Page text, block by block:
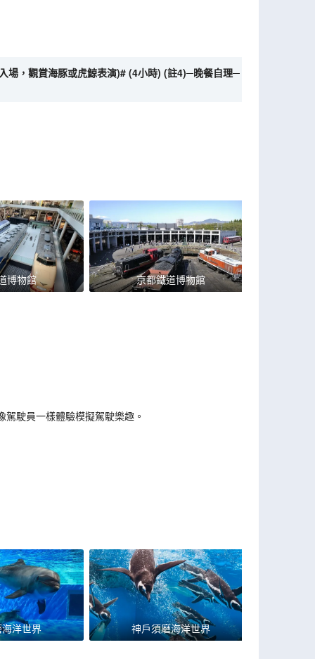
場，觀賞海豚或虎鯨表演)# (4小時) (註4)─晚餐自理─
博物館 京都鐵道博物館
駛員一樣體驗模擬駕駛樂趣。
洋世界 神戶須磨海洋世界